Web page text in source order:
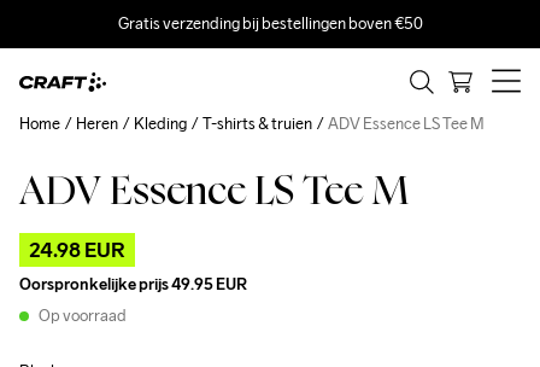
Gratis verzending bij bestellingen boven €50
ADV Essence LS Tee M
24.98 EUR
Oorspronkelijke prijs49.95 EUR
Op voorraad
Home Heren Kleding T-shirts & truien ADV Essence LS Tee M
Outlet